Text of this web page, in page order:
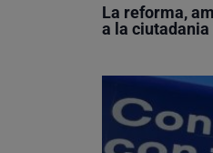
La reforma,
a la